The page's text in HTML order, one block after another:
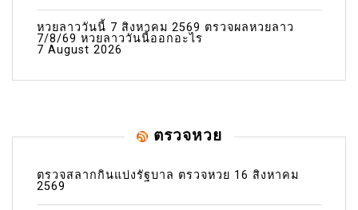
หวยลาววันนี้ 7 สิงหาคม 2569 ตรวจผลหวยลาว
7/8/69 หวยลาววันนี้ออกอะไร
7 August 2026
ตรวจหวย
ตรวจสลากกินแบ่งรัฐบาล ตรวจหวย 16 สิงหาคม
2569